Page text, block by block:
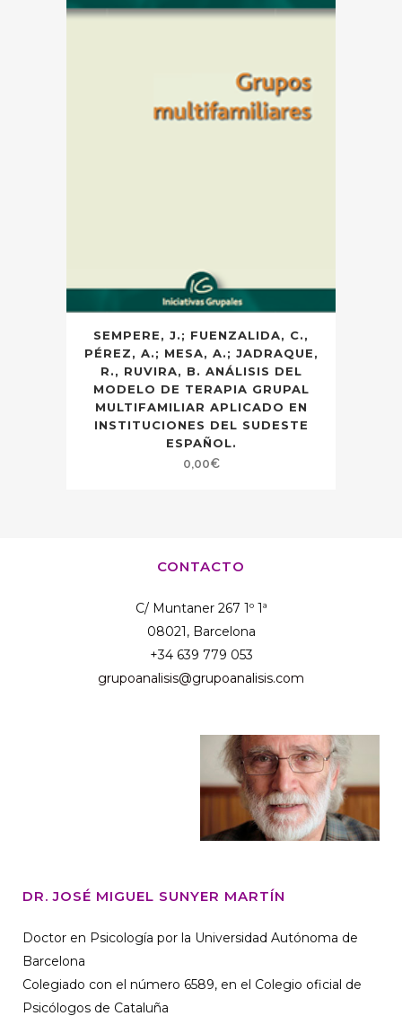
SEMPERE, J.; FUENZALIDA, C.,
PÉREZ, A.; MESA, A.; JADRAQUE,
R., RUVIRA, B. ANÁLISIS DEL
MODELO DE TERAPIA GRUPAL
MULTIFAMILIAR APLICADO EN
INSTITUCIONES DEL SUDESTE
ESPAÑOL.
0,00€
CONTACTO
C/ Muntaner 267 1º 1ª
08021, Barcelona
+34 639 779 053
grupoanalisis@grupoanalisis.com
DR. JOSÉ MIGUEL SUNYER MARTÍN
Doctor en Psicología por la Universidad Autónoma de
Barcelona
Colegiado con el número 6589, en el Colegio oficial de
Psicólogos de Cataluña